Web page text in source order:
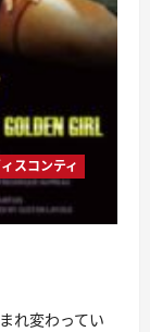
スコンティ
れ変わってい